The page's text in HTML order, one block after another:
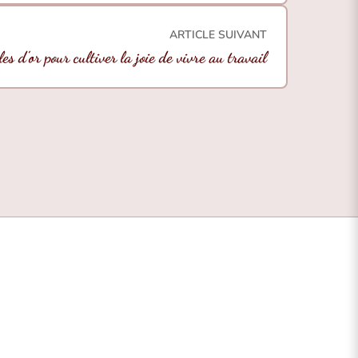
ARTICLE SUIVANT
d’or pour cultiver la joie de vivre au travail